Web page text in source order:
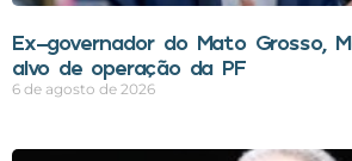
Ex-governador do Mato Grosso,
alvo de operação da PF
6 de agosto de 2026